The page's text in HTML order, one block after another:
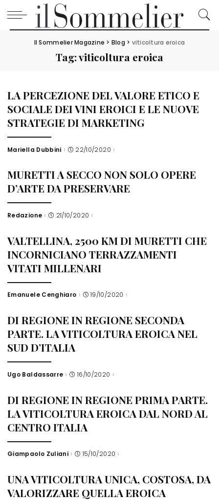
Il Sommelier Magazine > Blog > viticoltura eroica
Tag:viticoltura eroica
LA PERCEZIONE DEL VALORE ETICO E
SOCIALE DEI VINI EROICI E LE NUOVE
STRATEGIE DI MARKETING
Posted
Mariella Dubbini 22/10/2020
MURETTI A SECCO NON SOLO OPERE
D’ARTE DA PRESERVARE
Posted
Redazione 21/10/2020
VALTELLINA, 2500 KM DI MURETTI CHE
INCORNICIANO TERRAZZAMENTI
VITATI MILLENARI
Posted
Emanuele Cenghiaro 19/10/2020
DI REGIONE IN REGIONE SECONDA
PARTE. LA VITICOLTURA EROICA NEL
SUD D’ITALIA
Posted
Ugo Baldassarre 16/10/2020
DI REGIONE IN REGIONE PRIMA PARTE.
LA VITICOLTURA EROICA DAL NORD AL
CENTRO ITALIA
Posted
Giampaolo Zuliani 15/10/2020
UNA VITICOLTURA UNICA, COSTOSA, DA
VALORIZZARE QUELLA EROICA